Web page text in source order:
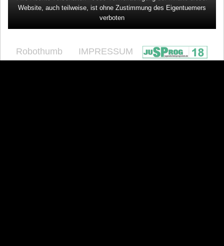
Website, auch teilweise, ist ohne Zustimmung des Eigentuemers
verboten
Robothumb IMPRESSUM